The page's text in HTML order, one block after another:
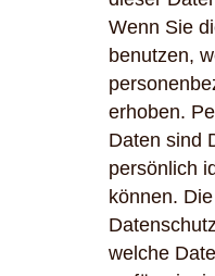
Wenn Sie
benutzen,
erhoben.
Daten sind
persönlich
können.
welche